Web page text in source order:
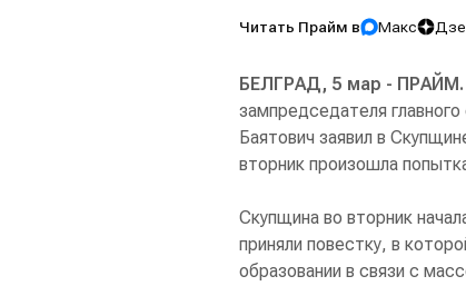
Читать Прайм в Макс
БЕЛГРАД, 5 мар - ПРАЙМ.
зампредседателя
Баятович заявил в
вторник произошла
Скупщина во вторник
приняли повестку, в
образовании в связи с